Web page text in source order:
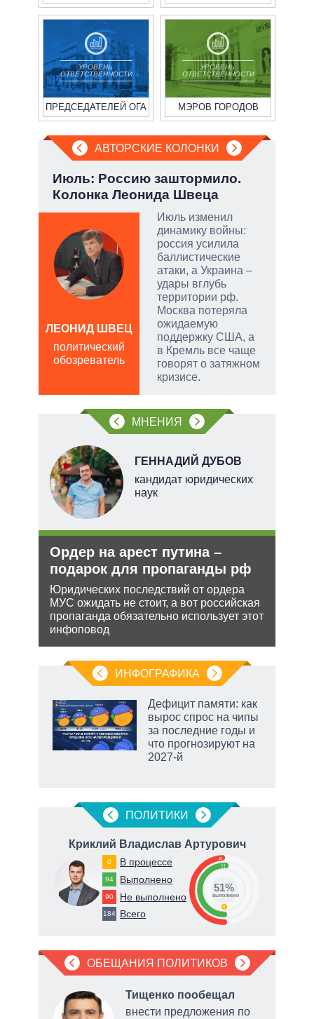
УРОВЕНЬ
ОТВЕТСТВЕННОСТИ
ПРЕДСЕДАТЕЛЕЙ ОГА
УРОВЕНЬ
ОТВЕТСТВЕННОСТИ
МЭРОВ ГОРОДОВ
АВТОРСКИЕ КОЛОНКИ
Июль: Россию заштормило.
Колонка Леонида Швеца
Июль изменил
динамику войны:
россия усилила
баллистические
атаки, а Украина –
удары вглубь
территории рф.
Москва потеряла
ожидаемую
поддержку США, а
в Кремль все чаще
говорят о затяжном
кризисе.
ЛЕОНИД ШВЕЦ
политический
обозреватель
МНЕНИЯ
ГЕННАДИЙ ДУБОВ
кандидат юридических
наук
Ордер на арест путина –
подарок для пропаганды рф
Юридических последствий от ордера
МУС ожидать не стоит, а вот российская
пропаганда обязательно использует этот
инфоповод
ИНФОГРАФИКА
Дефицит памяти: как
вырос спрос на чипы
за последние годы и
что прогнозируют на
2027-й
ПОЛИТИКИ
Криклий Владислав Артурович
0 В процессе
94 Выполнено
90 Не выполнено
184 Всего
49
51
0
51%
выполнено
ОБЕЩАНИЯ ПОЛИТИКОВ
Тищенко пообещал
внести предложения по